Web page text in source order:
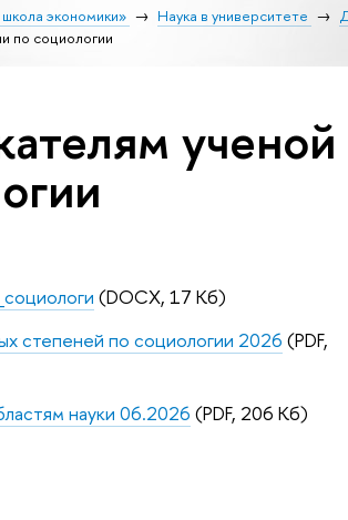
экономики» Наука в университете
по социологии
ученой
(DOCX, 17 Кб)
степеней по социологии 2026 (PDF,
науки 06.2026 (PDF, 206 Кб)